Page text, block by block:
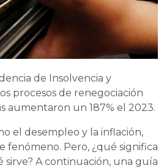
de Insolvencia y
procesos de renegociación
aumentaron un 187% el 2023.
el desempleo y la inflación,
fenómeno. Pero, ¿qué significa
sirve? A continuación, una guía